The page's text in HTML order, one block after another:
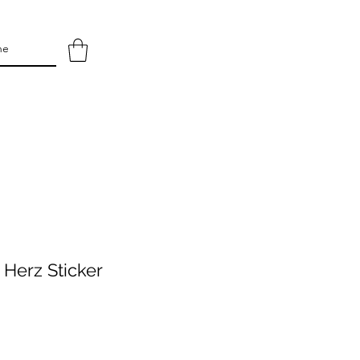
Sticker